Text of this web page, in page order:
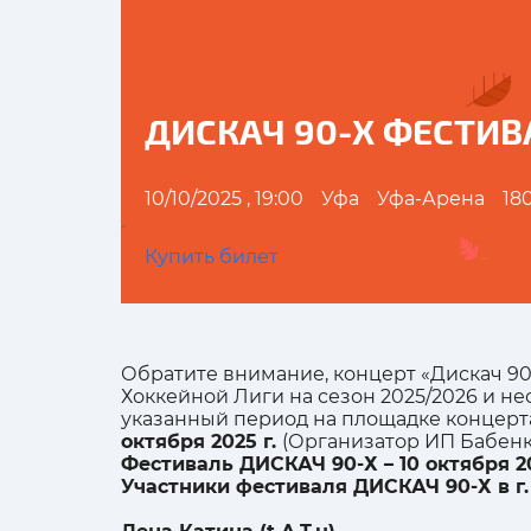
ДИСКАЧ 90-Х
10/10/2025 , 19:00 Уфа Уфа-Арена
Купить билет
Обратите внимание, концерт «Дискач
Хоккейной Лиги на сезон 2025/2026 и
указанный период на площадке
октября 2025 г. (Организатор ИП
Фестиваль ДИСКАЧ 90-Х – 10 октября
Участники фестиваля ДИСКАЧ 90-Х в